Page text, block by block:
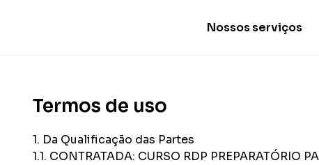
Nossos serviços
Termos de uso
1. Da Qualificação das Partes
1.1. CONTRATADA: CURSO RDP